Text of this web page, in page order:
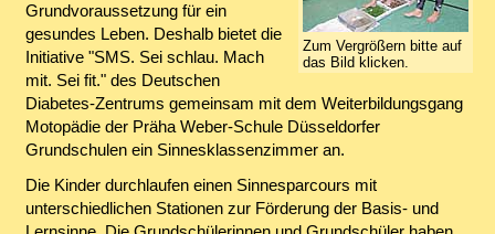
Zum Vergrößern bitte auf
das Bild klicken.
Grundvoraussetzung für ein
gesundes Leben. Deshalb bietet die
Initiative "SMS. Sei schlau. Mach
mit. Sei fit." des Deutschen
Diabetes-Zentrums gemeinsam mit dem Weiterbildungsgang
Motopädie der Präha Weber-Schule Düsseldorfer
Grundschulen ein Sinnesklassenzimmer an.
Die Kinder durchlaufen einen Sinnesparcours mit
unterschiedlichen Stationen zur Förderung der Basis- und